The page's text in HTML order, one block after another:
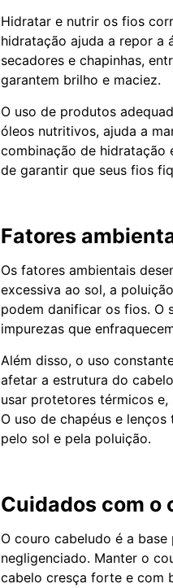
Hidratar e nutrir os fios
hidratação ajuda a repor a
secadores e chapinhas,
garantem brilho e maciez.
O uso de produtos
óleos nutritivos, ajuda a
combinação de hidratação
de garantir que seus fios
Fatores
Os fatores ambientais
excessiva ao sol, a
podem danificar os fios. O
impurezas que
Além disso, o uso
afetar a estrutura do
usar protetores térmicos
O uso de chapéus e
pelo sol e pela poluição.
Cuidados com o
O couro cabeludo é a
negligenciado. Manter o
cabelo cresça forte e com